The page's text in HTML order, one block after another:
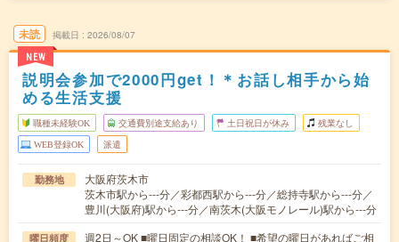
未読
NEW
掲載日 2026/08/07
説明会参加で2000円get！＊お話し相手から始
める生活支援
職種未経験OK 交通費別途支給あり 土日祝日が休み 残業なし
WEB登録OK 派遣
勤務地
大阪府茨木市
茨木市駅から---分／彩都西駅から---分／総持寺駅から---分／
豊川(大阪府)駅から---分／南茨木(大阪モノレール)駅から---分
曜日頻度
週2日～OK ■曜日固定の相談OK！ ■希望の曜日があればご相